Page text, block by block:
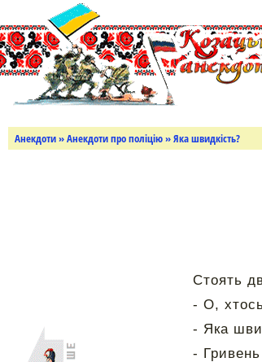
Анекдоти»Анекдоти про поліцію» Яка швидкість?
Стоять
- О,
- Яка
- Гривень